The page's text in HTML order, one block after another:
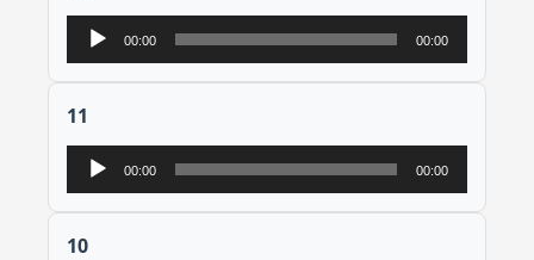
Lecteur
audio
00:00 00:00
11
Lecteur
audio
00:00 00:00
10